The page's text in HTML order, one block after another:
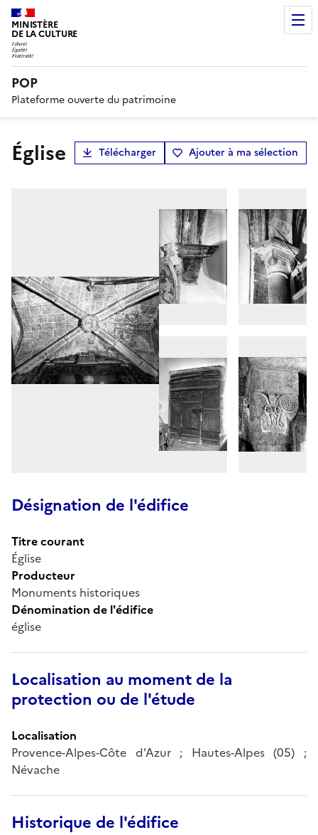
MINISTÈRE
DE LA CULTURE
POP
Plateforme ouverte du patrimoine
Église Télécharger Ajouter à ma sélection
Désignation de l'édifice
Titre courant
Église
Producteur
Monuments historiques
Dénomination de l'édifice
église
Localisation au moment de la
protection ou de l'étude
Localisation
Provence-Alpes-Côte d'Azur ; Hautes-Alpes (05) ;
Névache
Historique de l'édifice